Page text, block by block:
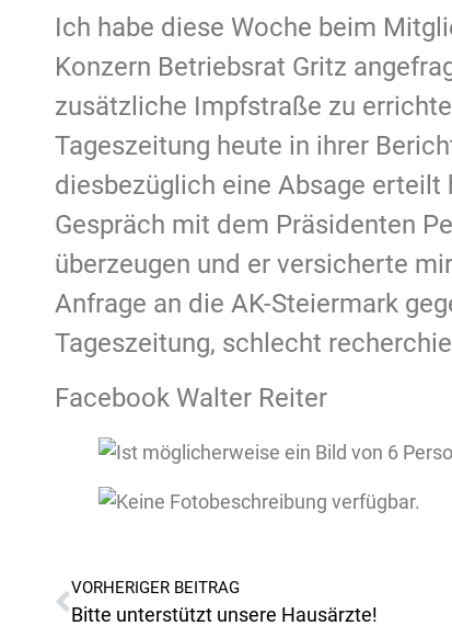
Ich habe diese Woche beim
Konzern Betriebsrat Gritz
zusätzliche Impfstraße zu
Tageszeitung heute in ihrer
diesbezüglich eine Absage
Gespräch mit dem Präsidenten
überzeugen und er versicherte
Anfrage an die AK-Steiermark
Tageszeitung, schlecht
Facebook Walter Reiter
VORHERIGER BEITRAG
Bitte unterstützt unsere Hausärzte!